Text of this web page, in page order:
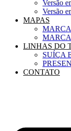
Versão
Versão
MAPAS
LINHAS DO
SUÍÇA
CONTATO